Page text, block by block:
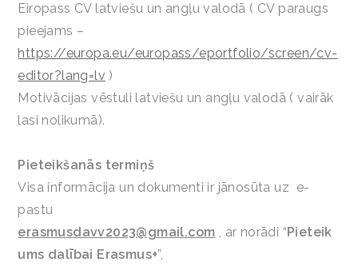
Eiropass CV latviešu un angļu valodā ( CV paraugs
pieejams –
https://europa.eu/europass/eportfolio/screen/cv-
editor?lang=lv )
Motivācijas vēstuli latviešu un angļu valodā ( vairāk
lasi nolikumā).
Pieteikšanās termiņš
Visa informācija un dokumenti ir jānosūta uz e-
pastu
erasmusdavv2023@gmail.com , ar norādi “Pieteik
ums dalībai Erasmus+”,